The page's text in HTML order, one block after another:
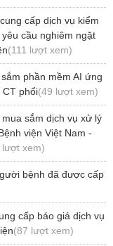
cấp dịch vụ kiểm
cầu nghiêm ngặt
(111 lượt xem)
phần mềm AI ứng
CT phổi(49 lượt xem)
sắm dịch vụ xử lý
viện Việt Nam -
lượt xem)
bệnh đã được cấp
cấp báo giá dịch vụ
(87 lượt xem)